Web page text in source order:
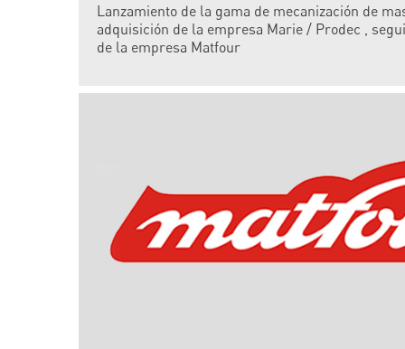
Lanzamiento de la gama de mecanización de
adquisición de la empresa Marie / Prodec ,
de la empresa Matfour